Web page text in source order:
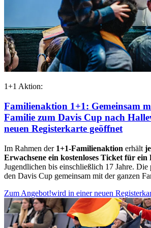
1+1 Aktion:
Familienaktion 1+1: Gemeinsam
Familie zum Davis Cup nach Halle
neuen Registerkarte geöffnet
Im Rahmen der1+1-Familienaktion erhält
Erwachsene ein kostenloses Ticket für ein
Jugendlichen bis einschließlich 17 Jahre. Die
den Davis Cup gemeinsam mit der ganzen
Zum Angebot!wird in einer neuen